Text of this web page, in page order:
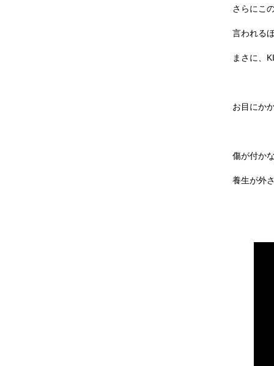
さらにこ
言われる
まさに、
お目にか
傷が付か
養生が外